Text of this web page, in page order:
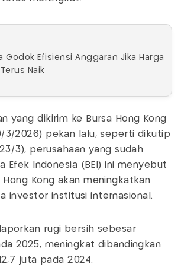
Godok Efisiensi Anggaran Jika Harga
Naik
yang dikirim ke Bursa Hong Kong
3/2026) pekan lalu, seperti dikutip
3), perusahaan yang sudah
Efek Indonesia (BEI) ini menyebut
Kong akan meningkatkan
investor institusi internasional.
rugi bersih sebesar
2025, meningkat dibandingkan
juta pada 2024.